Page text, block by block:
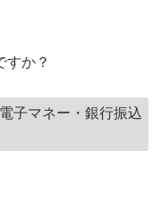
すか？
子マネー・銀行振込